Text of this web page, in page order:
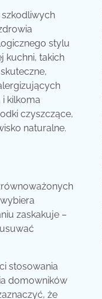
stylu
kuchni, takich
kilkoma
czyszczące,
naturalne.
zaskakuje –
stosowania
domowników
że